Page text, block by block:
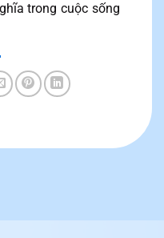
trong cuộc sống